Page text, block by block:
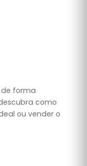
forma
como
ou vender o